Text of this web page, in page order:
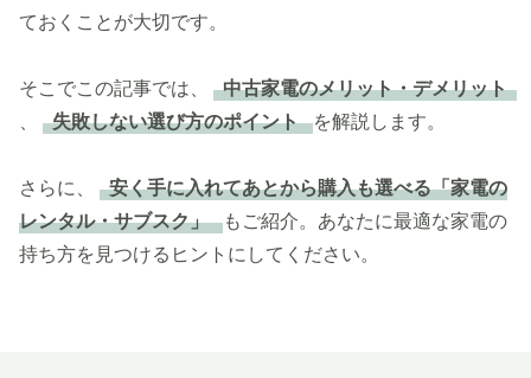
ておくことが大切です。
そこでこの記事では、
中古家電のメリット・デメリット
失敗しない選び方のポイント を解説します。
さらに、
安く手に入れてあとから購入も選べる「家電の
レンタル・サブスク」
もご紹介。あなたに最適な家電の
持ち方を見つけるヒントにしてください。